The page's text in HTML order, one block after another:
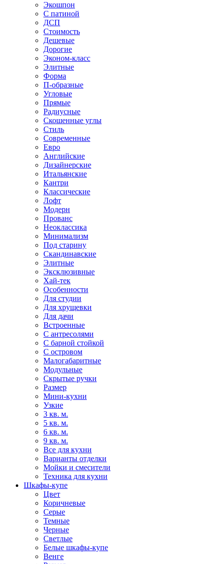
Экошпон
С патиной
ДСП
Стоимость
Дешевые
Дорогие
Эконом-класс
Элитные
Форма
П-образные
Угловые
Прямые
Радиусные
Скошенные углы
Стиль
Современные
Евро
Английские
Дизайнерские
Итальянские
Кантри
Классические
Лофт
Модерн
Прованс
Неоклассика
Минимализм
Под старину
Скандинавские
Элитные
Эксклюзивные
Хай-тек
Особенности
Для студии
Для хрущевки
Для дачи
Встроенные
С антресолями
С барной стойкой
С островом
Малогабаритные
Модульные
Скрытые ручки
Размер
Мини-кухни
Узкие
3 кв. м.
5 кв. м.
6 кв. м.
9 кв. м.
Все для кухни
Варианты отделки
Мойки и смесители
Техника для кухни
Шкафы-купе
Цвет
Коричневые
Серые
Темные
Черные
Светлые
Белые шкафы-купе
Венге